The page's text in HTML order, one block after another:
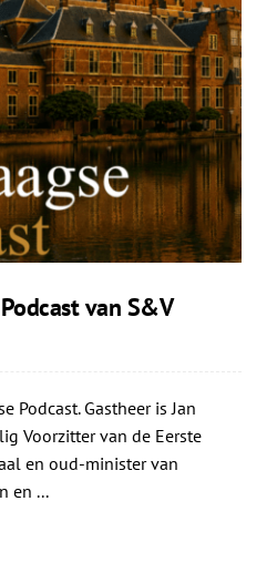
van S&V
Podcast. Gastheer is Jan
Voorzitter van de Eerste
en oud-minister van
en ...